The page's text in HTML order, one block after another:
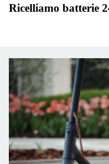
Ricelliamo batterie